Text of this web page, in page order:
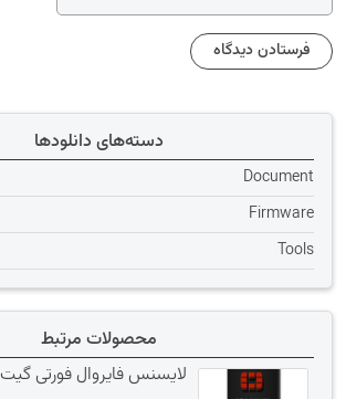
دسته‌های دانلودها
Document
Firmware
Tools
محصولات مرتبط
لایسنس فایروال فورتی گیت 200D